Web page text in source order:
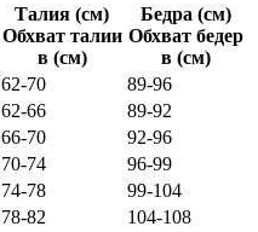
Талия (см)
Обхват талии
в (см)
Бедра (см)
Обхват бедер
в (см)
62-70
89-96
62-66
89-92
66-70
92-96
70-74
96-99
74-78
99-104
78-82
104-108